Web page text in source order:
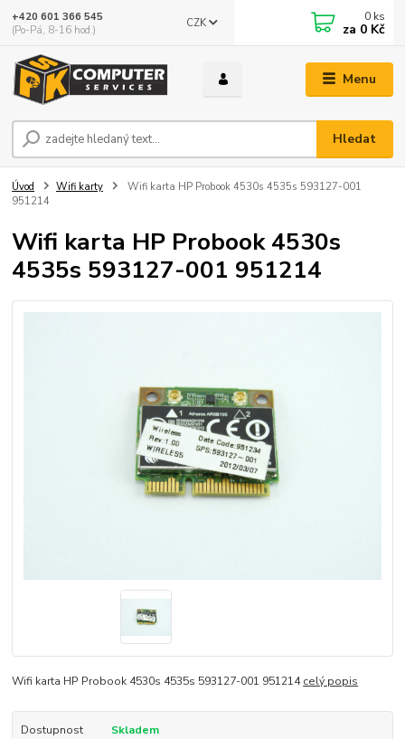
Menu
CZK
Hledat
+420 601 366 545
(Po-Pá, 8-16 hod.)
0 ks
za 0 Kč
Úvod Wifi karty
Wifi karta HP Probook 4530s 4535s 593127-001
951214
Wifi karta HP Probook 4530s
4535s 593127-001 951214
Wifi karta HP Probook 4530s 4535s 593127-001 951214celý popis
Dostupnost Skladem